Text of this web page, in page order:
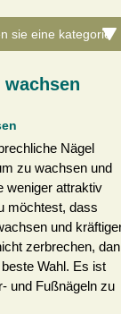
Nägel
zu wachsen und
weniger attraktiv
möchtest, dass
und
zerbrechen,
Wahl. Es ist
und Fußnägeln zu